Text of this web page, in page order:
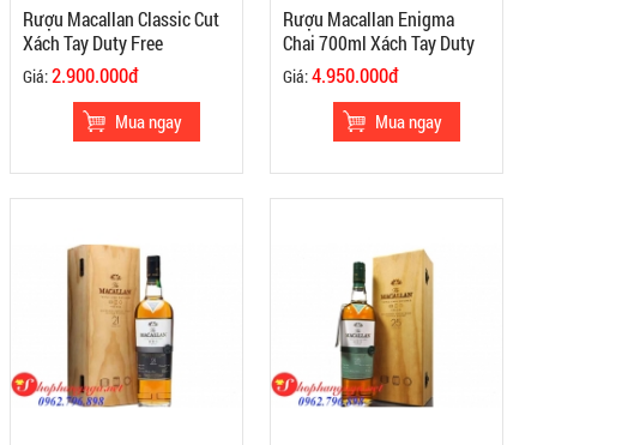
Rượu Macallan Classic Cut
Xách Tay Duty Free
Giá:2.900.000đ
Rượu Macallan Enigma
Chai 700ml Xách Tay Duty
Free
Giá:4.950.000đ